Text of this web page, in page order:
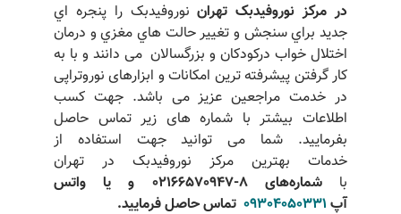
در مرکز نوروفیدبک تهراننوروفیدبک را پنجره اي
جدید براي سنجش و تغییر حالت هاي مغزي و درمان
اختلال خواب درکودکان و بزرگسالان می دانند و با به
کار گرفتن پیشرفته ترین امکانات و ابزارهای نوروتراپی
در خدمت مراجعین عزیز می باشد. جهت کسب
اطلاعات بیشتر با شماره های زیر تماس حاصل
بفرمایید. شما می توانید جهت استفاده از
خدمات بهترین مرکز نوروفیدبک در تهران
با
شماره‌های 8-02166570947 و یا واتس
آپ09304050331 تماس حاصل فرمایید.